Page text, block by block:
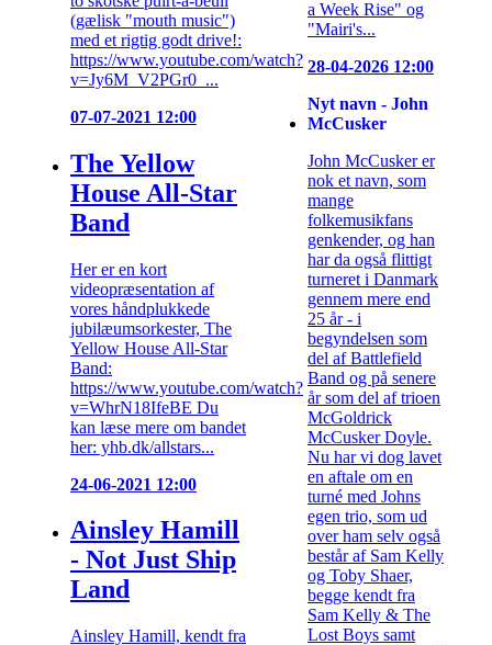
(gælisk "mouth music")
med et rigtig godt drive!:
https://www.youtube.com/watch?
v=Jy6M_V2PGr0 ...
07-07-2021 12:00
The Yellow
House All-Star
Band
Her er en kort
videopræsentation af
vores håndplukkede
jubilæumsorkester, The
Yellow House All-Star
Band:
https://www.youtube.com/watch?
v=WhrN18IfeBE Du
kan læse mere om bandet
her: yhb.dk/allstars...
24-06-2021 12:00
Ainsley Hamill
- Not Just Ship
Land
Ainsley Hamill, kendt fra
a Week Rise" og
"Mairi's...
28-04-2026 12:00
Nyt navn - John
McCusker
John McCusker er
nok et navn, som
mange
folkemusikfans
genkender, og han
har da også flittigt
turneret i Danmark
gennem mere end
25 år - i
begyndelsen som
del af Battlefield
Band og på senere
år som del af trioen
McGoldrick
McCusker Doyle.
Nu har vi dog lavet
en aftale om en
turné med Johns
egen trio, som ud
over ham selv også
består af Sam Kelly
og Toby Shaer,
begge kendt fra
Sam Kelly & The
Lost Boys samt